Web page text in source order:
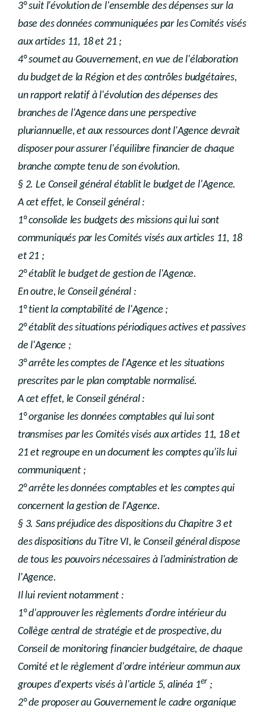
3° suit l'évolution de l'ensemble des dépenses sur la
base des données communiquées par les Comités visés
aux articles 11, 18 et 21 ;
4° soumet au Gouvernement, en vue de l'élaboration
du budget de la Région et des contrôles budgétaires,
un rapport relatif à l'évolution des dépenses des
branches de l'Agence dans une perspective
pluriannuelle, et aux ressources dont l'Agence devrait
disposer pour assurer l'équilibre financier de chaque
branche compte tenu de son évolution.
§ 2. Le Conseil général établit le budget de l'Agence.
A cet effet, le Conseil général :
1° consolide les budgets des missions qui lui sont
communiqués par les Comités visés aux articles 11, 18
et 21 ;
2° établit le budget de gestion de l'Agence.
En outre, le Conseil général :
1° tient la comptabilité de l'Agence ;
2° établit des situations périodiques actives et passives
de l'Agence ;
3° arrête les comptes de l'Agence et les situations
prescrites par le plan comptable normalisé.
A cet effet, le Conseil général :
1° organise les données comptables qui lui sont
transmises par les Comités visés aux articles 11, 18 et
21 et regroupe en un document les comptes qu'ils lui
communiquent ;
2° arrête les données comptables et les comptes qui
concernent la gestion de l'Agence.
§ 3. Sans préjudice des dispositions du Chapitre 3 et
des dispositions du Titre VI, le Conseil général dispose
de tous les pouvoirs nécessaires à l'administration de
l'Agence.
Il lui revient notamment :
1° d'approuver les règlements d'ordre intérieur du
Collège central de stratégie et de prospective, du
Conseil de monitoring financier budgétaire, de chaque
Comité et le règlement d'ordre intérieur commun aux
groupes d'experts visés à l'article 5, alinéa 1er ;
2° de proposer au Gouvernement le cadre organique